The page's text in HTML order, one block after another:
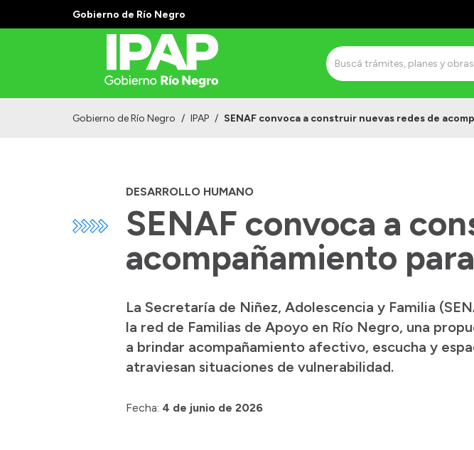
Gobierno de Río Negro
Gobierno de Río Negro / IPAP / SENAF convoca a construir nuevas redes de
DESARROLLO HUMANO
SENAF convoca a
acompañamiento
La Secretaría de Niñez, Adolescencia y Familia
la red de Familias de Apoyo en Río Negro, una
a brindar acompañamiento afectivo, escucha y
atraviesan situaciones de vulnerabilidad.
Fecha: 4 de junio de 2026